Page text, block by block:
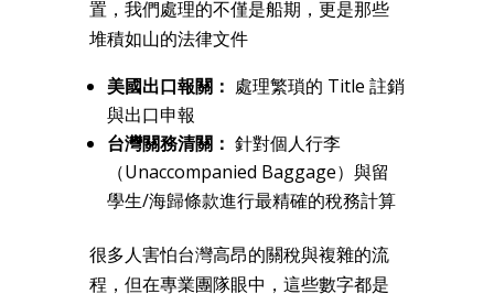
置，我們處理的不僅是船期，更是那些
堆積如山的法律文件
美國出口報關： 處理繁瑣的 Title 註銷
與出口申報
台灣關務清關： 針對個人行李
（Unaccompanied Baggage）與留
學生/海歸條款進行最精確的稅務計算
很多人害怕台灣高昂的關稅與複雜的流
程，但在專業團隊眼中，這些數字都是